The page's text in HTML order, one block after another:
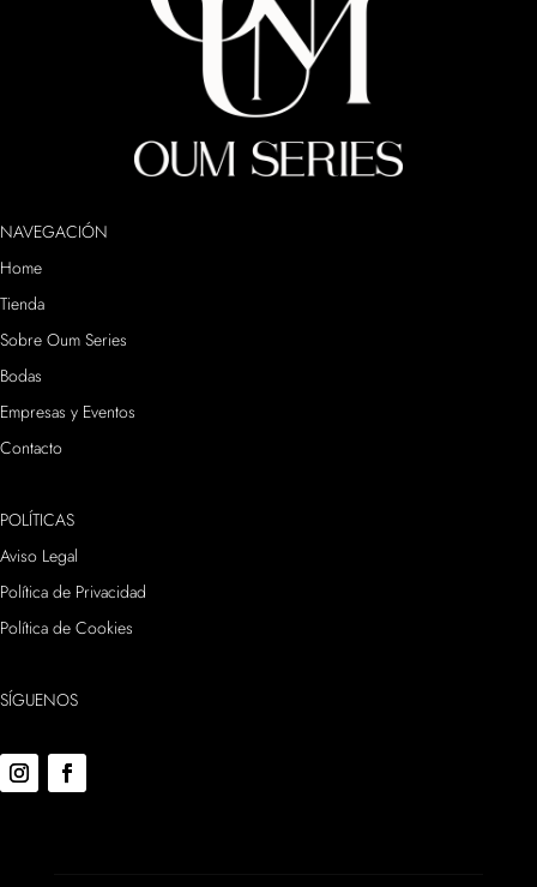
NAVEGACIÓN
Home
Tienda
Sobre Oum Series
Bodas
Empresas y Eventos
Contacto
POLÍTICAS
Aviso Legal
Política de Privacidad
Política de Cookies
SÍGUENOS